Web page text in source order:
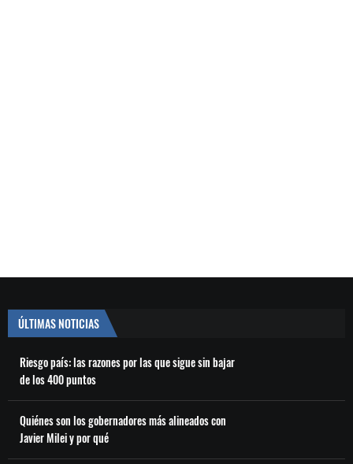
ÚLTIMAS NOTICIAS
Riesgo país: las razones por las que sigue sin bajar
de los 400 puntos
Quiénes son los gobernadores más alineados con
Javier Milei y por qué